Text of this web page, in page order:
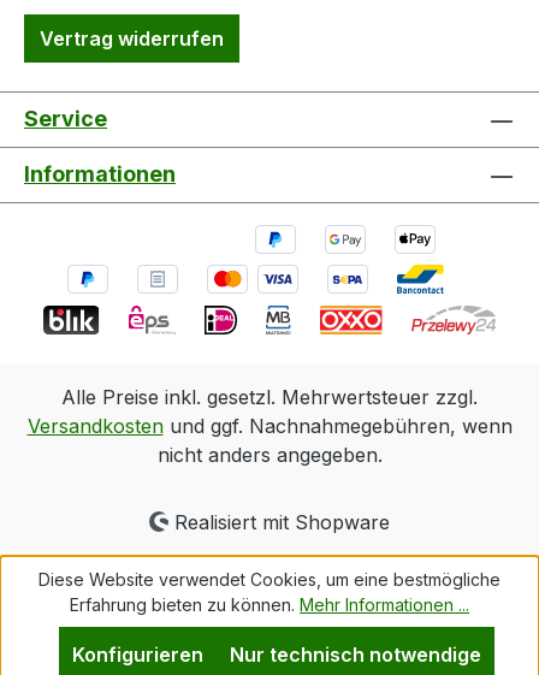
Vertrag widerrufen
Service
Informationen
Alle Preise inkl. gesetzl. Mehrwertsteuer zzgl.
Versandkostenund ggf. Nachnahmegebühren, wenn
nicht anders angegeben.
Realisiert mit Shopware
Diese Website verwendet Cookies, um eine bestmögliche
Erfahrung bieten zu können. Mehr Informationen ...
Nur technisch notwendige
Konfigurieren